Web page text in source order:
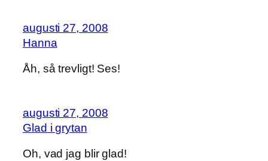
augusti 27, 2008
Hanna
Åh, så trevligt! Ses!
augusti 27, 2008
Glad i grytan
Oh, vad jag blir glad!